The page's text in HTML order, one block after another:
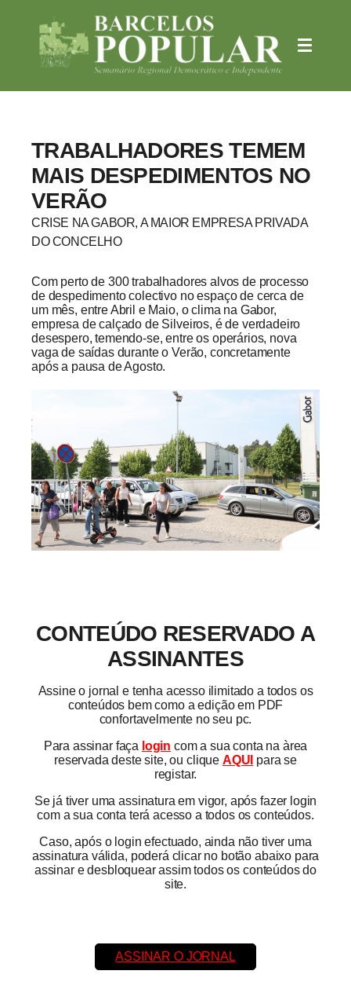
TRABALHADORES TEMEM
MAIS DESPEDIMENTOS NO
VERÃO
CRISE NA GABOR, A MAIOR EMPRESA PRIVADA
DO CONCELHO
Com perto de 300 trabalhadores alvos de processo
de despedimento colectivo no espaço de cerca de
um mês, entre Abril e Maio, o clima na Gabor,
empresa de calçado de Silveiros, é de verdadeiro
desespero, temendo-se, entre os operários, nova
vaga de saídas durante o Verão, concretamente
após a pausa de Agosto.
CONTEÚDO RESERVADO A
ASSINANTES
Assine o jornal e tenha acesso ilimitado a todos os
conteúdos bem como a edição em PDF
confortavelmente no seu pc.
Para assinar faça login com a sua conta na àrea
reservada deste site, ou clique AQUI para se
registar.
Se já tiver uma assinatura em vigor, após fazer login
com a sua conta terá acesso a todos os conteúdos.
Caso, após o login efectuado, ainda não tiver uma
assinatura válida, poderá clicar no botão abaixo para
assinar e desbloquear assim todos os conteúdos do
site.
ASSINAR O JORNAL